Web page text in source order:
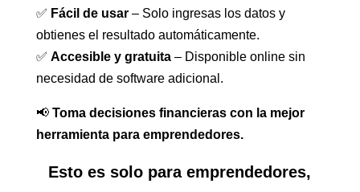
✅ Fácil de usar– Solo ingresas los datos y
obtienes el resultado automáticamente.
✅ Accesible y gratuita– Disponible online sin
necesidad de software adicional.
📢 Toma decisiones financieras con la mejor
herramienta para emprendedores.
Esto es solo para emprendedores,